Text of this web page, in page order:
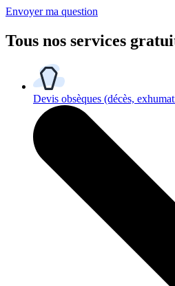
Envoyer ma question
Tous nos services
Devis obsèques (décès,